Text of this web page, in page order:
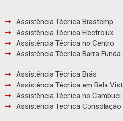
Assistência Técnica Brastemp
Assistência Técnica Electrolux
Assistência Técnica no Centro
Assistência Técnica Barra Funda
Assistência Técnica Brás
Assistência Técnica em Bela
Assistência Técnica no Cambuci
Assistência Técnica Consolação